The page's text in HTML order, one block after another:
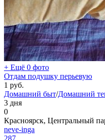
+ Ещё 0 фото
Отдам подушку перьевую
1 руб.
Домашний быт/Домашний
3 дня
0
Красноярск, Центральный
neve-inga
287